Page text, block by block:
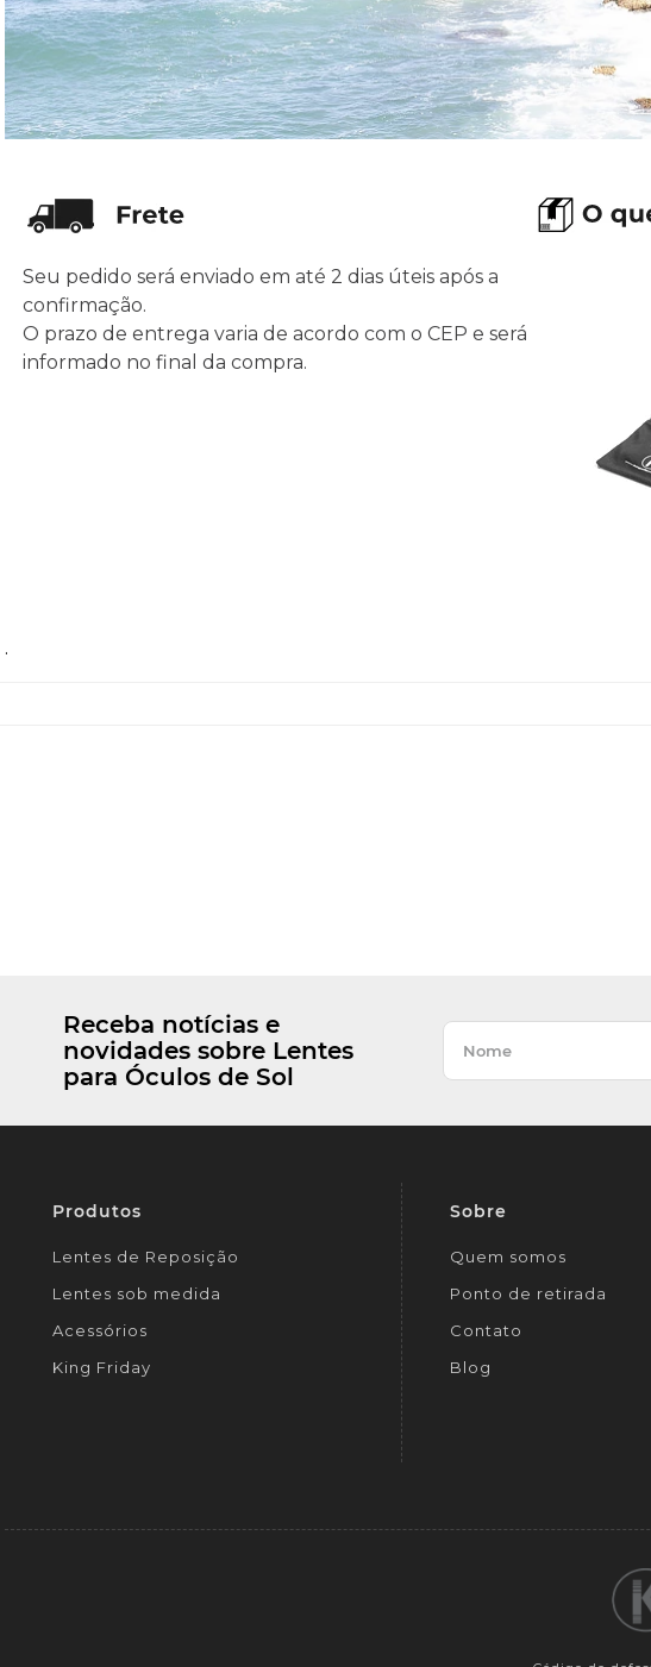
Seu pedido será enviado em até 2 dias úteis após a
confirmação.
O prazo de entrega varia de acordo com o CEP e será
informado no final da compra.
.
Receba notícias e
novidades sobre Lentes
para Óculos de Sol
Produtos
Lentes de Reposição
Lentes sob medida
Acessórios
King Friday
Sobre
Quem somos
Ponto de retirada
Contato
Blog